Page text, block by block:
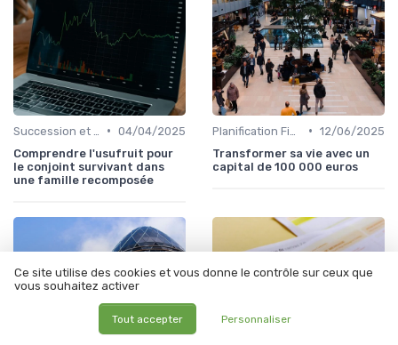
• 04/04/2025
Comprendre l'usufruit pour
le conjoint survivant dans
une famille recomposée
• 12/06/2025
Transformer sa vie avec un
capital de 100 000 euros
Ce site utilise des cookies et vous donne le contrôle sur ceux que
vous souhaitez activer
Tout accepter Personnaliser